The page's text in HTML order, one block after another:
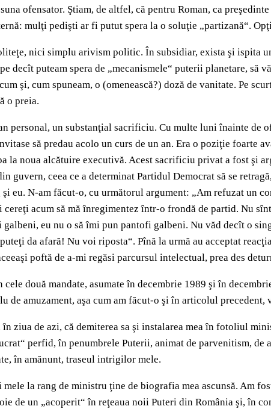
ofensator. Ştiam, de altfel, că pentru Roman, ca
mulţi pedişti ar fi putut spera la o soluţie „partizană“.
nici simplu arivism politic. În subsidiar, exista şi ispita
decît puteam spera de „mecanismele“ puterii planetare,
şi, cum spuneam, o (omenească?) doză de vanitate. Pe
o preia.
personal, un substanţial sacrificiu. Cu multe luni înainte de
să predau acolo un curs de un an. Era o poziţie foarte
la noua alcătuire executivă. Acest sacrificiu privat a fost şi
guvern, ceea ce a determinat Partidul Democrat să se
şi eu. N-am făcut-o, cu următorul argument: „Am refuzat un
acum să mă înregimentez într-o frondă de partid. Nu
eu nu o să îmi pun pantofi galbeni. Nu văd decît o
da afară! Nu voi riposta“. Pînă la urmă au acceptat
poftă de a-mi regăsi parcursul intelectual, prea des
cele două mandate, asumate în decembrie 1989 şi în
amuzament, aşa cum am făcut-o şi în articolul
în ziua de azi, că demiterea sa şi instalarea mea în fotoliul
perfid, în penumbrele Puterii, animat de parvenitism,
în amănunt, traseul intrigilor mele.
la rang de ministru ţine de biografia mea ascunsă. Am
de un „acoperit“ în reţeaua noii Puteri din România şi, în